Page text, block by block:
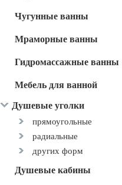
Чугунные ванны
Мраморные ванны
Гидромассажные ванны
Мебель для ванной
Душевые уголки
прямоугольные
радиальные
других форм
Душевые кабины